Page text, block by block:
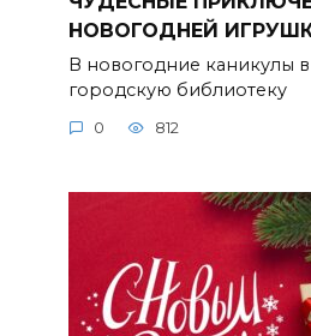
НОВОГОДНЕЙ
В новогодние каникулы
городскую библиотеку
0 812